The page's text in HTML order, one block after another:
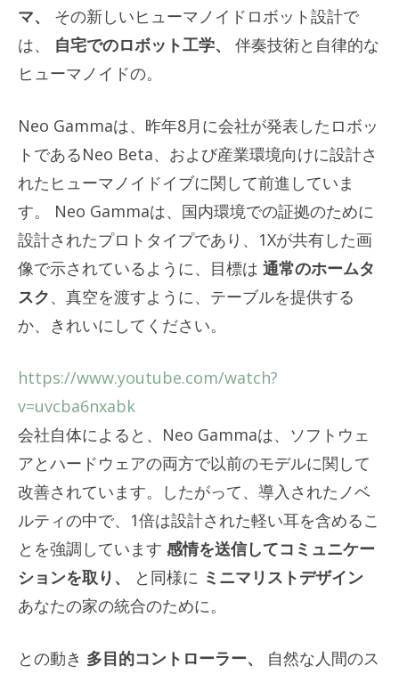
マ、
その新しいヒューマノイドロボット設計で
は、
自宅でのロボット工学、
伴奏技術と自律的な
ヒューマノイドの。
Neo Gammaは、昨年8月に会社が発表したロボッ
トであるNeo Beta、および産業環境向けに設計さ
れたヒューマノイドイブに関して前進していま
す。 Neo Gammaは、国内環境での証拠のために
設計されたプロトタイプであり、1Xが共有した画
像で示されているように、目標は 通常のホームタ
スク、真空を渡すように、テーブルを提供する
か、きれいにしてください。
https://www.youtube.com/watch?
v=uvcba6nxabk
会社自体によると、Neo Gammaは、ソフトウェ
アとハ​​ードウェアの両方で以前のモデルに関して
改善されています。したがって、導入されたノベ
ルティの中で、1倍は設計された軽い耳を含めるこ
とを強調しています 感情を送信してコミュニケー
ションを取り、
と同様に ミニマリストデザイン
あなたの家の統合のために。
との動き 多目的コントローラー、 自然な人間のス